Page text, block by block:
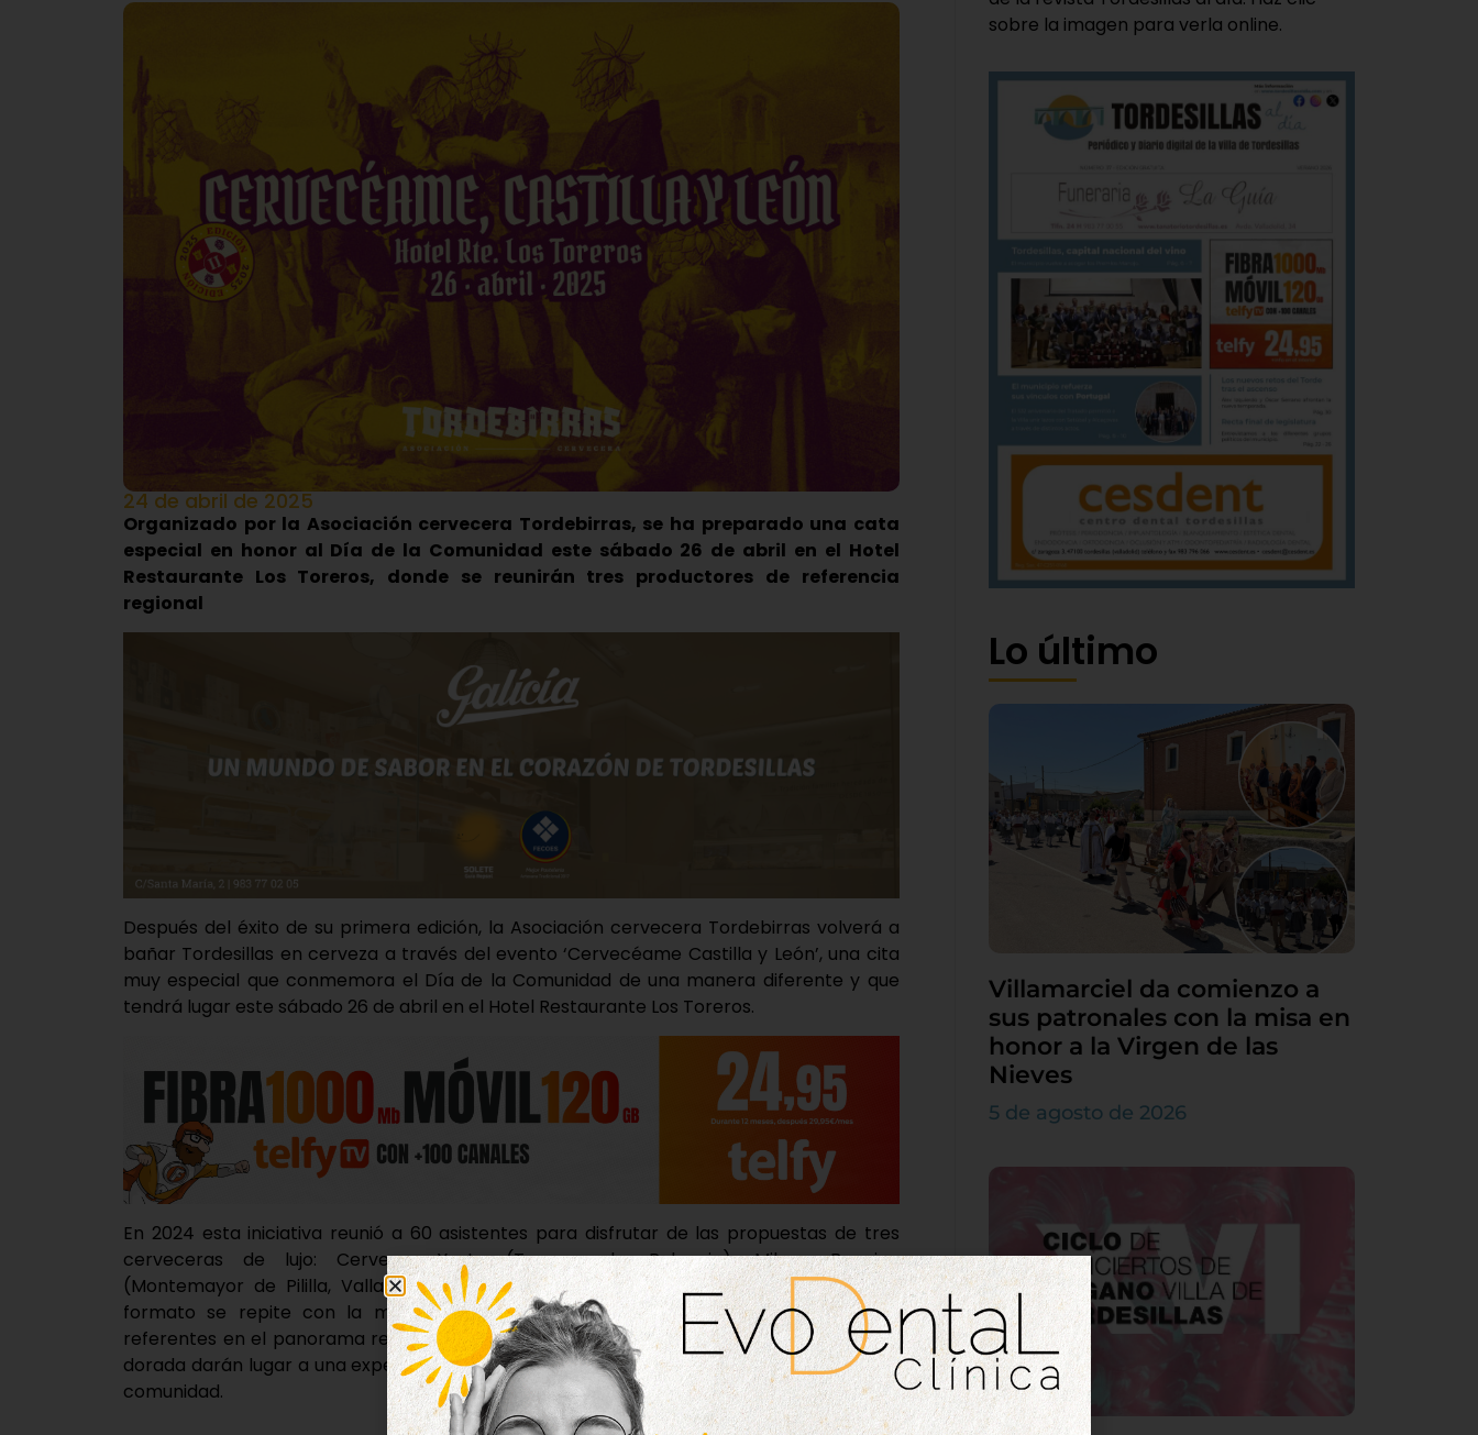
24 de abril de 2025
Organizado por la Asociación cervecera Tordebirras, se ha preparado una cata
especial en honor al Día de la Comunidad este sábado 26 de abril en el Hotel
Restaurante Los Toreros, donde se reunirán tres productores de referencia
regional
Después del éxito de su primera edición, la Asociación cervecera Tordebirras volverá a
bañar Tordesillas en cerveza a través del evento ‘Cervecéame Castilla y León’, una cita
muy especial que conmemora el Día de la Comunidad de una manera diferente y que
tendrá lugar este sábado 26 de abril en el Hotel Restaurante Los Toreros.
En 2024 esta iniciativa reunió a 60 asistentes para disfrutar de las propuestas de tres
cerveceras de lujo: Cervezas Yesta (Torquemada, Palencia), Milana Brewing
(Montemayor de Pililla, Valladolid) y Octavo Arte (La Lastrilla, Segovia). Este año, el
formato se repite con la misma esencia y tres productoras de cerveza que son
referentes en el panorama regional. Así, la cercanía con los productores y esta bebida
dorada darán lugar a una experiencia gastronómica que marida con lo mejor de nuestra
comunidad.
sobre la imagen para verla online.
Lo último
Villamarciel da comienzo a
sus patronales con la misa en
honor a la Virgen de las
Nieves
5 de agosto de 2026